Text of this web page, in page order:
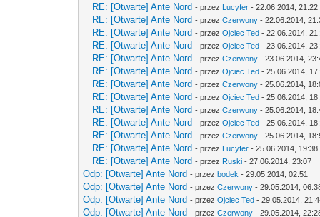
RE: [Otwarte] Ante Nord - przez Lucyfer - 22.06.2014, 21:22
RE: [Otwarte] Ante Nord - przezCzerwony - 22.06.2014,
RE: [Otwarte] Ante Nord - przezOjciec Ted - 22.06.2014,
RE: [Otwarte] Ante Nord - przezOjciec Ted - 23.06.2014,
RE: [Otwarte] Ante Nord - przezCzerwony - 23.06.2014,
RE: [Otwarte] Ante Nord - przezOjciec Ted - 25.06.2014,
RE: [Otwarte] Ante Nord - przezCzerwony - 25.06.2014,
RE: [Otwarte] Ante Nord - przezOjciec Ted - 25.06.2014,
RE: [Otwarte] Ante Nord - przezCzerwony - 25.06.2014,
RE: [Otwarte] Ante Nord - przezOjciec Ted - 25.06.2014,
RE: [Otwarte] Ante Nord - przezCzerwony - 25.06.2014,
RE: [Otwarte] Ante Nord - przez Lucyfer - 25.06.2014, 19:38
RE: [Otwarte] Ante Nord - przez Ruski - 27.06.2014, 23:07
Odp: [Otwarte] Ante Nord - przezbodek - 29.05.2014, 02:51
Odp: [Otwarte] Ante Nord - przezCzerwony - 29.05.2014,
Odp: [Otwarte] Ante Nord - przezOjciec Ted - 29.05.2014,
Odp: [Otwarte] Ante Nord - przezCzerwony - 29.05.2014,